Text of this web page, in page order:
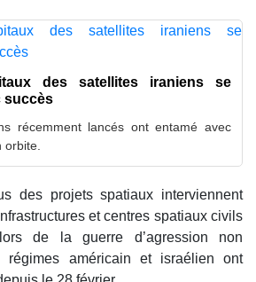
des satellites iraniens se
succès
récemment lancés ont entamé avec
orbite.
des projets spatiaux interviennent
et centres spatiaux civils
de la guerre d’agression non
régimes américain et israélien ont